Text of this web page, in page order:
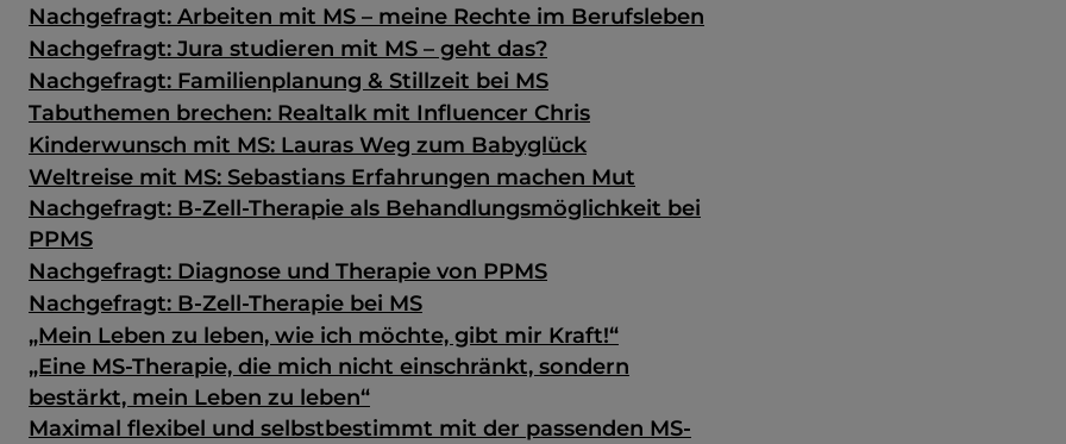
Nachgefragt: Arbeiten mit MS – meine Rechte im Berufsleben
Nachgefragt: Jura studieren mit MS – geht das?
Nachgefragt: Familienplanung & Stillzeit bei MS
Tabuthemen brechen: Realtalk mit Influencer Chris
Kinderwunsch mit MS: Lauras Weg zum Babyglück
Weltreise mit MS: Sebastians Erfahrungen machen Mut
Nachgefragt: B-Zell-Therapie als Behandlungsmöglichkeit bei
PPMS
Nachgefragt: Diagnose und Therapie von PPMS
Nachgefragt: B-Zell-Therapie bei MS
„Mein Leben zu leben, wie ich möchte, gibt mir Kraft!“
„Eine MS-Therapie, die mich nicht einschränkt, sondern
bestärkt, mein Leben zu leben“
Maximal flexibel und selbstbestimmt mit der passenden MS-